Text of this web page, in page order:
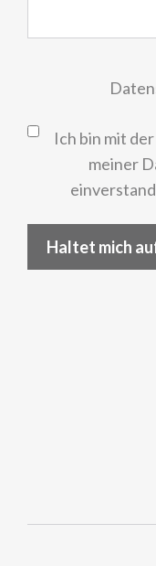
Ich bin mit
meiner
Haltet mich